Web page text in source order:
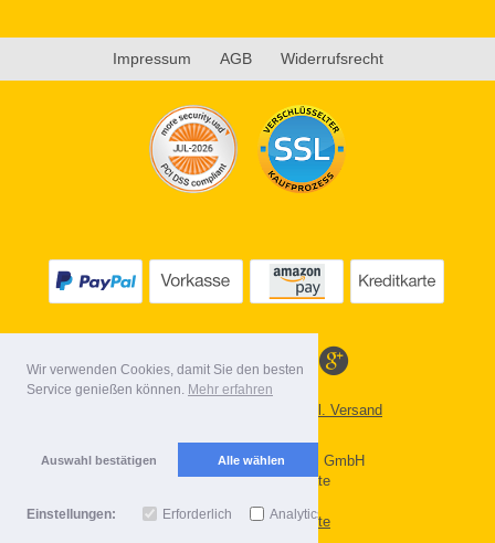
Wir verwenden Cookies, damit Sie den besten
Service genießen können. Mehr erfahren
Auswahl bestätigen Alle wählen
Einstellungen: Erforderlich Analytics
Impressum AGB Widerrufsrecht
Alle Preise inkl. MwSt. evtl. zzgl. Versand
Copyright 2026 by Gebr. Röhl GmbH
Mobile Shop by Shopgate
Zur klassischen Webseite